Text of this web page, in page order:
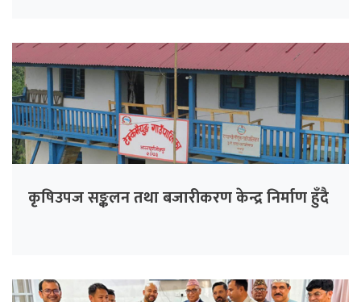
कृषिउपज सङ्कलन तथा बजारीकरण केन्द्र निर्माण हुँदै